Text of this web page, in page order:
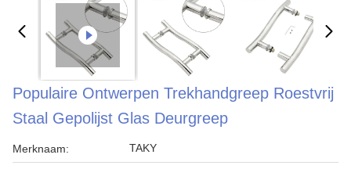
Populaire Ontwerpen Trekhandgreep Roestvrij
Staal Gepolijst Glas Deurgreep
Merknaam: TAKY